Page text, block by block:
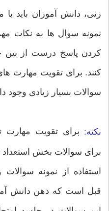
زنی، دانش آموزان باید
نمونه سوال ها به نکات
کردن پاسخ درست از بین
کنند. برای تقویت مهارت
سوالات بسیار زیادی وجود
نکته: برای تقویت مهارت
برای سوالات بخش استعداد
استفاده از نمونه
قبل است که ذهن دانش